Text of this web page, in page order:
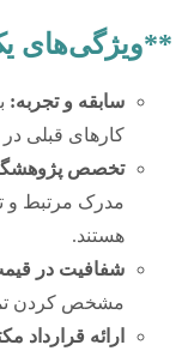
**ویژگی‌های
سابقه و تجربه:
کارهای قبلی
تخصص
مدرک مرتبط و
هستند.
شفافیت در
مشخص کردن
ارائه قرارداد